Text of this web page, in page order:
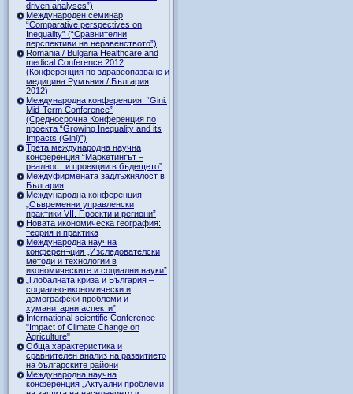
driven analyses”)
Международен семинар
“Comparative perspectives on
Inequality” (“Сравнителни
перспективи на неравенството”)
Romania / Bulgaria Healthcare and
medical Conference 2012
(Конференция по здравеопазване и
медицина Румъния / България
2012)
Международна конференция: “Gini:
Mid-Term Conference”
(Средносрочна Конференция по
проекта “Growing Inequality and its
Impacts (Gini)”)
Трета международна научна
конференция “Маркетингът –
реалност и проекции в бъдещето”
Междуфирмената задлъжнялост в
България
Международна конференция
„Съвременни управленски
практики VII. Проекти и региони”
Новата икономическа география:
теория и практика
Международна научна
конферен¬ция „Изследователски
методи и технологии в
икономическите и социални науки”
„Глобалната криза и България –
социално-икономически и
демографски проблеми и
хуманитарни аспекти”
International scientific Conference
"Impact of Climate Change on
Agriculture"
Обща характеристика и
сравнителен анализ на развитието
на българските райони
Международна научна
конференция „Актуални проблеми